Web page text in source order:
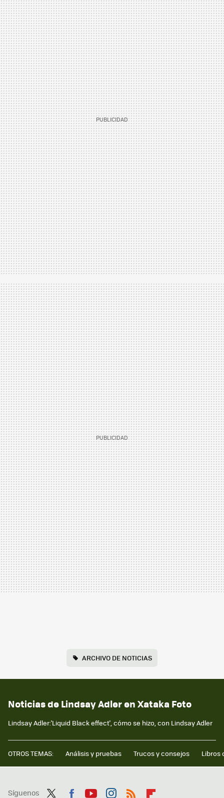
ARCHIVO DE NOTICIAS
Noticias de Lindsay Adler en Xataka Foto
Lindsay Adler:'Liquid Black effect', cómo se hizo, con Lindsay Adler
OTROS TEMAS: Análisis y pruebas Trucos y consejos Libros
Síguenos